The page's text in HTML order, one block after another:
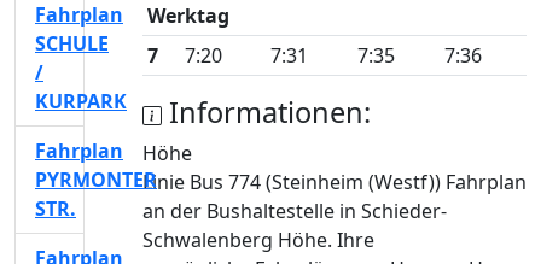
Werktag
7
7:20 7:31 7:35 7:36
Informationen:
Höhe
Linie Bus 774 (Steinheim (Westf)) Fahrplan
an der Bushaltestelle in Schieder-
Schwalenberg Höhe. Ihre
Fahrplan
SCHULE
/
KURPARK
Fahrplan
PYRMONTER
STR.
Fahrplan